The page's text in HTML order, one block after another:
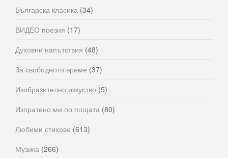
Българска класика (34)
ВИДЕО поезия (17)
Духовни напътствия (48)
За свободното време (37)
Изобразително изкуство (5)
Изпратено ми по пощата (80)
Любими стихове (613)
Музика (266)